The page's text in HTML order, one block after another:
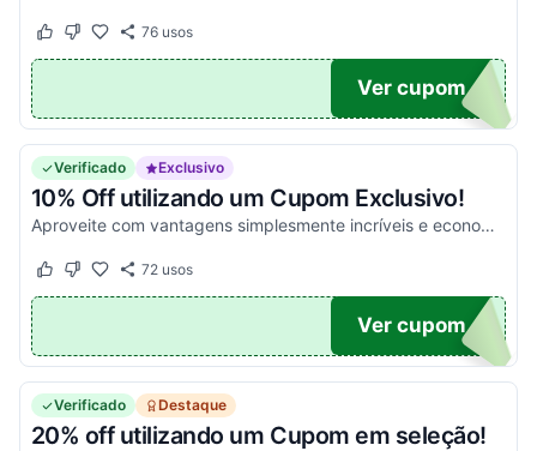
Este cupom funcionou
Este cupom não funcionou
76usos
OFF
Ver cupom
Verificado Exclusivo
10% Off utilizando um Cupom Exclusivo!
Aproveite com vantagens simplesmente incríveis e economize da melhor maneira possível!
Este cupom funcionou
Este cupom não funcionou
72usos
OM10
Ver cupom
Verificado Destaque
20% off utilizando um Cupom em seleção!